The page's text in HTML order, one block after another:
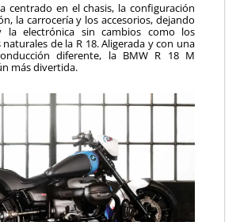
centrado en el chasis, la configuración
la carrocería y los accesorios, dejando
la electrónica sin cambios como los
de la R 18. Aligerada y con una
diferente, la BMW R 18 M
más divertida.